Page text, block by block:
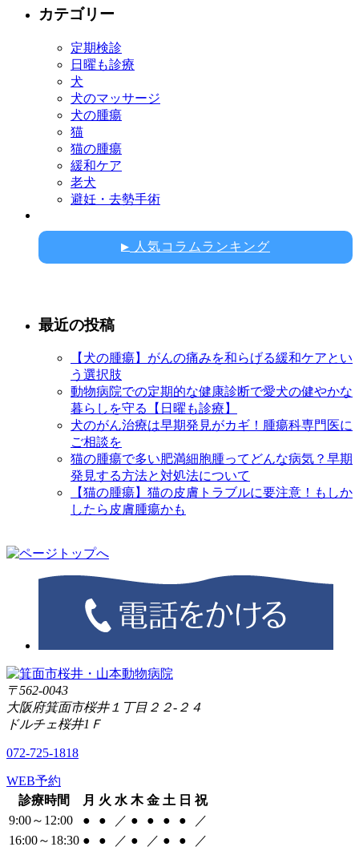
カテゴリー
定期検診
日曜も診療
犬
犬のマッサージ
犬の腫瘍
猫
猫の腫瘍
緩和ケア
老犬
避妊・去勢手術
▶ 人気コラムランキング
最近の投稿
【犬の腫瘍】がんの痛みを和らげる緩和ケアとい
う選択肢
動物病院での定期的な健康診断で愛犬の健やかな
暮らしを守る【日曜も診療】
犬のがん治療は早期発見がカギ！腫瘍科専門医に
ご相談を
猫の腫瘍で多い肥満細胞腫ってどんな病気？早期
発見する方法と対処法について
【猫の腫瘍】猫の皮膚トラブルに要注意！もしか
したら皮膚腫瘍かも
〒562-0043
大阪府箕面市桜井１丁目２２-２４
ドルチェ桜井1Ｆ
072-725-1818
WEB予約
診療時間
月 火 水 木 金 土 日 祝
9:00～12:00
● ● ／ ● ● ● ●
／
16:00～18:30 ● ● ／ ● ／ ● ● ／